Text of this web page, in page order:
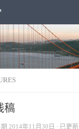
稿
2014年11月30日 · 已更新